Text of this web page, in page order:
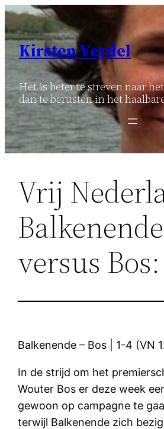
Ga
naar
inhoud
Kirsten Verdel
Het is beter te streven naar
dan te berusten in het
Vrij
Balkenende
versus
Balkenende – Bos | 1-4 (VN
In de strijd om het
Wouter Bos er deze week
gewoon op campagne te
terwijl Balkenende zich